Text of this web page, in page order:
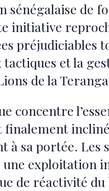
sénégalaise de
initiative
préjudiciables
et la
de la
concentre
finalement
sa portée. Les
exploitation
de réactivité du